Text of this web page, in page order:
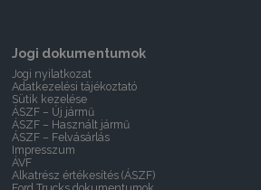
Jogi dokumentumok
Jogi nyilatkozat
Adatkezelési tájékoztató
Sütik kezelése
ÁSZF – Új jármű
ÁSZF – Használt jármű
ÁSZF – Felvásárlás
Impresszum
ÁVF
Alkatrész értékesítés (ÁSZF)